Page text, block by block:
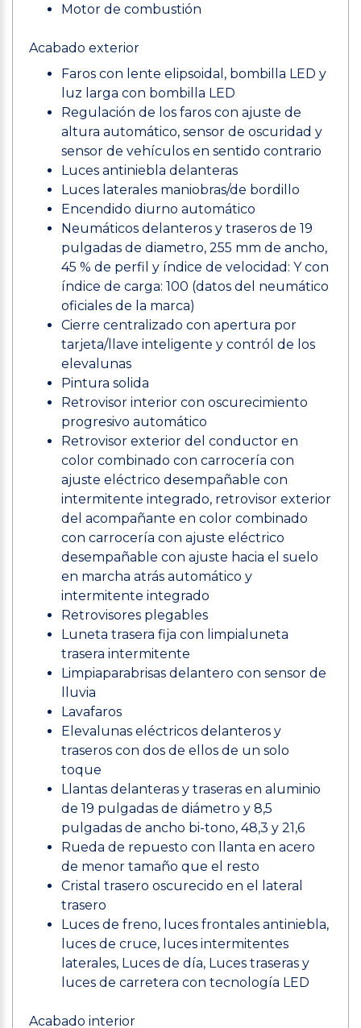
Motor de combustión
Acabado exterior
Faros con lente elipsoidal, bombilla LED y
luz larga con bombilla LED
Regulación de los faros con ajuste de
altura automático, sensor de oscuridad y
sensor de vehículos en sentido contrario
Luces antiniebla delanteras
Luces laterales maniobras/de bordillo
Encendido diurno automático
Neumáticos delanteros y traseros de 19
pulgadas de diametro, 255 mm de ancho,
45 % de perfil y índice de velocidad: Y con
índice de carga: 100 (datos del neumático
oficiales de la marca)
Cierre centralizado con apertura por
tarjeta/llave inteligente y contról de los
elevalunas
Pintura solida
Retrovisor interior con oscurecimiento
progresivo automático
Retrovisor exterior del conductor en
color combinado con carrocería con
ajuste eléctrico desempañable con
intermitente integrado, retrovisor exterior
del acompañante en color combinado
con carrocería con ajuste eléctrico
desempañable con ajuste hacia el suelo
en marcha atrás automático y
intermitente integrado
Retrovisores plegables
Luneta trasera fija con limpialuneta
trasera intermitente
Limpiaparabrisas delantero con sensor de
lluvia
Lavafaros
Elevalunas eléctricos delanteros y
traseros con dos de ellos de un solo
toque
Llantas delanteras y traseras en aluminio
de 19 pulgadas de diámetro y 8,5
pulgadas de ancho bi-tono, 48,3 y 21,6
Rueda de repuesto con llanta en acero
de menor tamaño que el resto
Cristal trasero oscurecido en el lateral
trasero
Luces de freno, luces frontales antiniebla,
luces de cruce, luces intermitentes
laterales, Luces de día, Luces traseras y
luces de carretera con tecnología LED
Acabado interior